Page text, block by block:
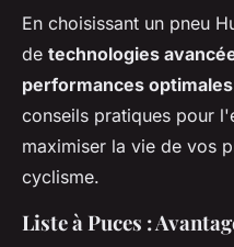
En choisissant un pneu
de technologies
performances optimales
conseils pratiques pour
maximiser la vie de vos
cyclisme.
Liste à Puces :